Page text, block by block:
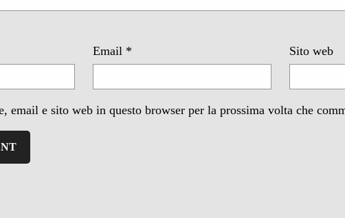
Email * Sito web
email e sito web in questo browser per la prossima volta che